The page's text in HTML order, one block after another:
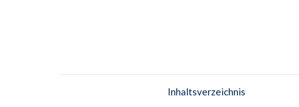
Inhaltsverzeichnis